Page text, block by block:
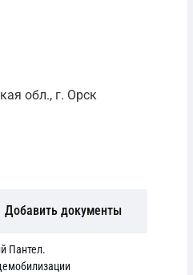
обл., г. Орск
Добавить документы
Пантел.